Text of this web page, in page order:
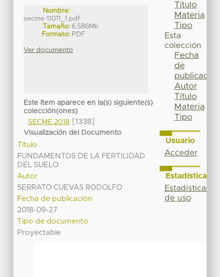
Nombre:
secme-11011_1.pdf
Tamaño: 6.586Mb
Formato: PDF
Ver documento
Este ítem aparece en la(s) siguiente(s)
colección(ones)
SECME 2018
[1338]
Visualización del Documento
Título
FUNDAMENTOS DE LA FERTILIDAD
DEL SUELO
Autor
SERRATO CUEVAS RODOLFO
Fecha de publicación
2018-09-27
Tipo de documento
Proyectable
Título
Materia
Tipo
Esta
colección
Fecha
de
publicación
Autor
Título
Materia
Tipo
Usuario
Acceder
Estadísticas
Estadísticas
de uso